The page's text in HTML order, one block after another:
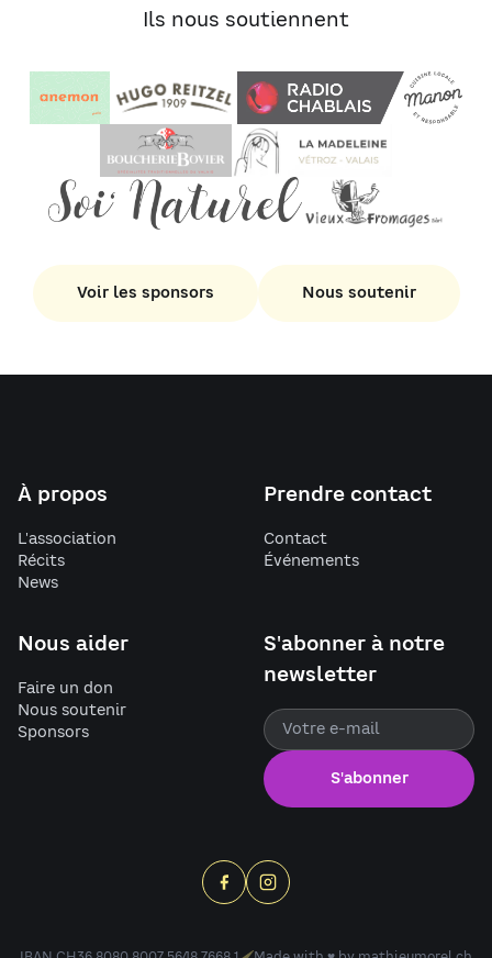
Ils nous soutiennent
Voir les sponsors Nous soutenir
À propos
L'association
Récits
News
Prendre contact
Contact
Événements
Nous aider
Faire un don
Nous soutenir
Sponsors
S'abonner à notre
newsletter
S'abonner